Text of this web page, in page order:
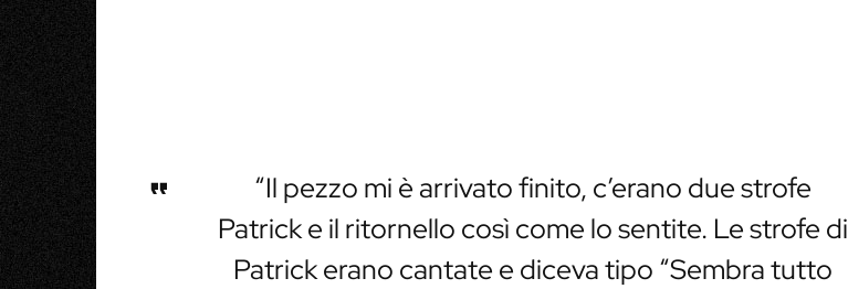
“Il pezzo mi è arrivato finito, c’erano due strofe
Patrick e il ritornello così come lo sentite. Le strofe di
Patrick erano cantate e diceva tipo “Sembra tutto